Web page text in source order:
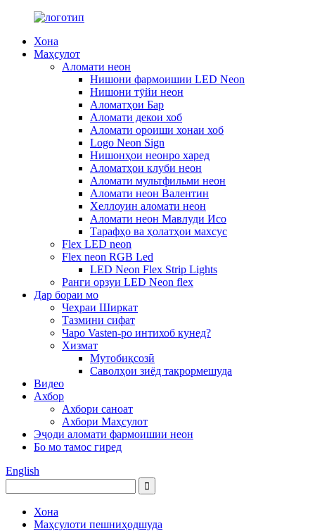
Хона
Маҳсулот
Аломати неон
Нишони фармоишии LED Neon
Нишони тӯйи неон
Аломатҳои Бар
Аломати декои хоб
Аломати ороиши хонаи хоб
Logo Neon Sign
Нишонҳои неонро харед
Аломатҳои клуби неон
Аломати мультфильми неон
Аломати неон Валентин
Хеллоуин аломати неон
Аломати неон Мавлуди Исо
Тарафҳо ва ҳолатҳои махсус
Flex LED neon
Flex neon RGB Led
LED Neon Flex Strip Lights
Ранги орзуи LED Neon flex
Дар бораи мо
Чеҳраи Ширкат
Тазмини сифат
Чаро Vasten-ро интихоб кунед?
Хизмат
Мутобиқсозӣ
Саволҳои зиёд такрормешуда
Видео
Ахбор
Ахбори саноат
Ахбори Маҳсулот
Эҷоди аломати фармоишии неон
Бо мо тамос гиред
English
Хона
Маҳсулоти пешниҳодшуда